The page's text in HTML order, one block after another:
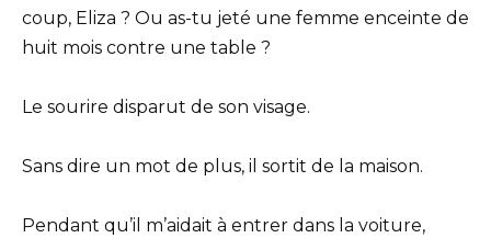
coup, Eliza ? Ou as-tu jeté une femme enceinte de
huit mois contre une table ?
Le sourire disparut de son visage.
Sans dire un mot de plus, il sortit de la maison.
Pendant qu’il m’aidait à entrer dans la voiture,